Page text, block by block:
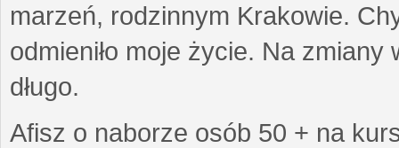
marzeń, rodzinnym Krakowie.
odmieniło moje życie. Na
długo.
Afisz o naborze osób 50 + na